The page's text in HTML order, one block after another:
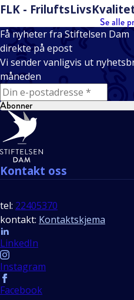
FLK -
Se alle
Få nyheter fra Stiftelsen Dam
direkte på epost
Vi sender vanligvis ut
måneden
E-mail
Abonner
Bunntekst
Kontakt oss
tel: 22405370
kontakt: Kontaktskjema
Follow us
LinkedIn
Instagram
Facebook